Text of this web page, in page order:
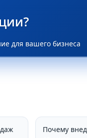
для вашего бизнеса
Почему